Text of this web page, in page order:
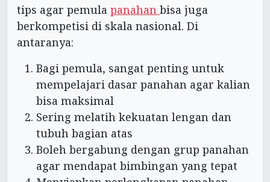
tips agar pemula panahan bisa juga
berkompetisi di skala nasional. Di
antaranya:
Bagi pemula, sangat penting untuk
mempelajari dasar panahan agar kalian
bisa maksimal
Sering melatih kekuatan lengan dan
tubuh bagian atas
Boleh bergabung dengan grup panahan
agar mendapat bimbingan yang tepat